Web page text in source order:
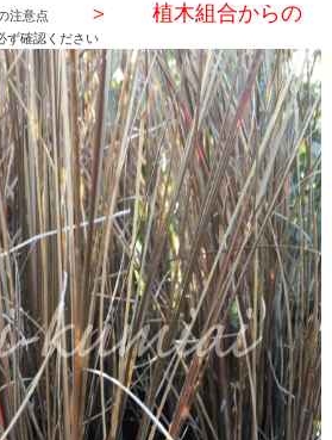
の注意点
＞ 植木組合からの
ず確認ください